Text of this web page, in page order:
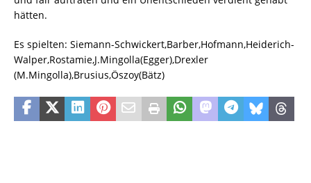
hätten.
Es spielten: Siemann-Schwickert,Barber,Hofmann,Heiderich-
Walper,Rostamie,J.Mingolla(Egger),Drexler
(M.Mingolla),Brusius,Öszoy(Bätz)